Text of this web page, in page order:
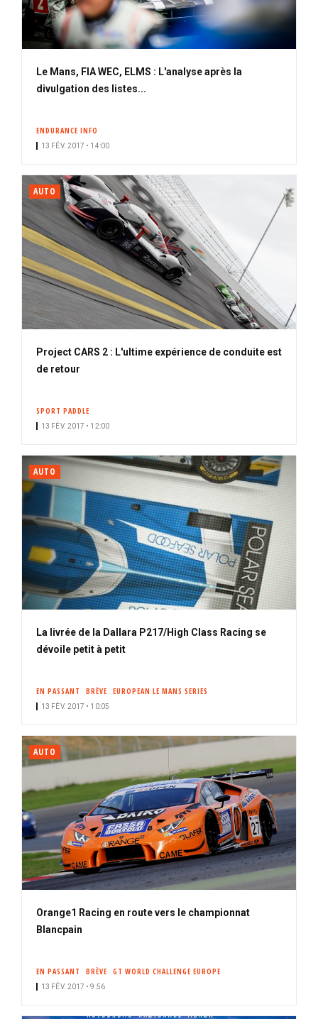
Le Mans, FIA WEC, ELMS : L'analyse après la
divulgation des listes...
ENDURANCE INFO
13 FÉV. 2017 • 14:00
AUTO
Project CARS 2 : L'ultime expérience de conduite est
de retour
SPORT PADDLE
13 FÉV. 2017 • 12:00
AUTO
La livrée de la Dallara P217/High Class Racing se
dévoile petit à petit
EN PASSANT BRÈVE EUROPEAN LE MANS SERIES
13 FÉV. 2017 • 10:05
AUTO
Orange1 Racing en route vers le championnat
Blancpain
EN PASSANT BRÈVE GT WORLD CHALLENGE EUROPE
13 FÉV. 2017 • 9:56